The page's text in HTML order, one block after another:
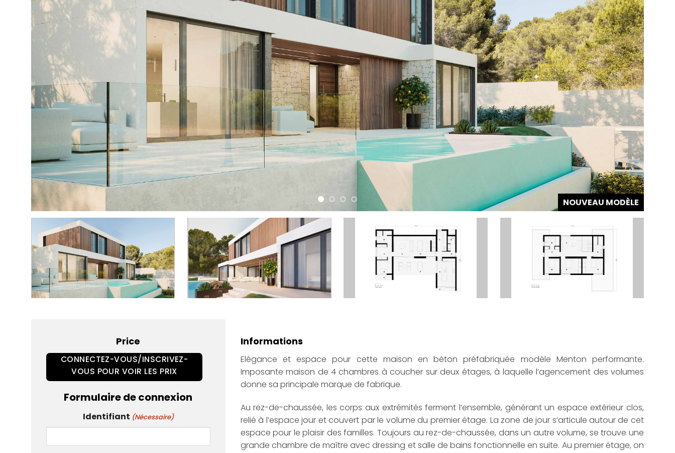
NOUVEAU MODÈLE
Price
CONNECTEZ-VOUS/INSCRIVEZ-
VOUS POUR VOIR LES PRIX
Formulaire de connexion
Identifiant (Nécessaire)
Informations
Elégance et espace pour cette maison en béton préfabriquée modèle Menton performante.
Imposante maison de 4 chambres à coucher sur deux étages, à laquelle l’agencement des volumes
donne sa principale marque de fabrique.
Au rez-de-chaussée, les corps aux extrémités ferment l’ensemble, générant un espace extérieur clos,
relié à l’espace jour et couvert par le volume du premier étage. La zone de jour s’articule autour de cet
espace pour le plaisir des familles. Toujours au rez-de-chaussée, dans un autre volume, se trouve une
grande chambre de maître avec dressing et salle de bains fonctionnelle en suite. Au premier étage, on